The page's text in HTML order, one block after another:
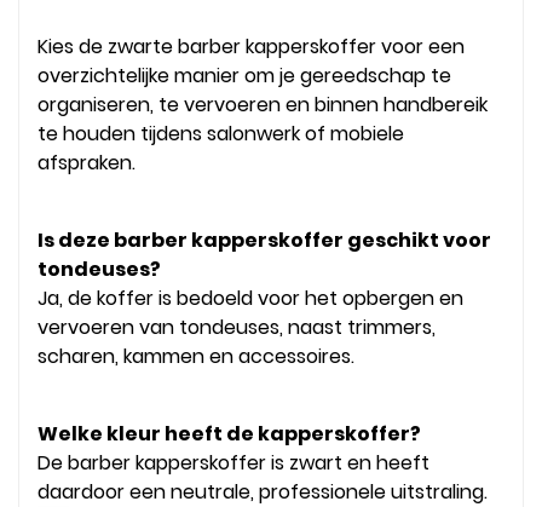
Kies de zwarte barber kapperskoffer voor een
overzichtelijke manier om je gereedschap te
organiseren, te vervoeren en binnen handbereik
te houden tijdens salonwerk of mobiele
afspraken.
Is deze barber kapperskoffer geschikt voor
tondeuses?
Ja, de koffer is bedoeld voor het opbergen en
vervoeren van tondeuses, naast trimmers,
scharen, kammen en accessoires.
Welke kleur heeft de kapperskoffer?
De barber kapperskoffer is zwart en heeft
daardoor een neutrale, professionele uitstraling.